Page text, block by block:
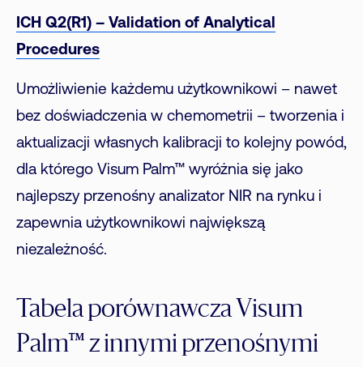
ICH Q2(R1) – Validation of Analytical
Procedures
Umożliwienie każdemu użytkownikowi – nawet
bez doświadczenia w chemometrii – tworzenia i
aktualizacji własnych kalibracji to kolejny powód,
dla którego Visum Palm™ wyróżnia się jako
najlepszy przenośny analizator NIR na rynku i
zapewnia użytkownikowi największą
niezależność.
Tabela porównawcza Visum
Palm™ z innymi przenośnymi